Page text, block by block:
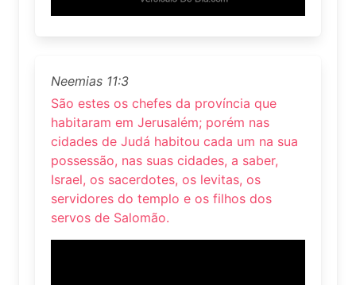
Neemias 11:3
São estes os chefes da província que
habitaram em Jerusalém; porém nas
cidades de Judá habitou cada um na sua
possessão, nas suas cidades, a saber,
Israel, os sacerdotes, os levitas, os
servidores do templo e os filhos dos
servos de Salomão.